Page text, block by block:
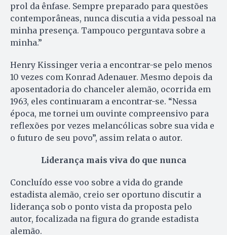
prol da ênfase. Sempre preparado para questões
contemporâneas, nunca discutia a vida pessoal na
minha presença. Tampouco perguntava sobre a
minha.”
Henry Kissinger veria a encontrar-se pelo menos
10 vezes com Konrad Adenauer. Mesmo depois da
aposentadoria do chanceler alemão, ocorrida em
1963, eles continuaram a encontrar-se. “Nessa
época, me tornei um ouvinte compreensivo para
reflexões por vezes melancólicas sobre sua vida e
o futuro de seu povo”, assim relata o autor.
Liderança mais viva do que nunca
Concluído esse voo sobre a vida do grande
estadista alemão, creio ser oportuno discutir a
liderança sob o ponto vista da proposta pelo
autor, focalizada na figura do grande estadista
alemão.